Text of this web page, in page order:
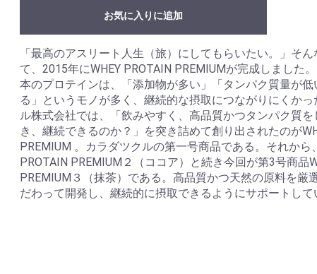
カートへ進む
お気に入りに追加
「最高のアスリート人生（旅）にしてもらいたい。」そ
て、2015年にWHEY PROTAIN PREMIUMが完成しました
本のプロテインは、「添加物が多い」「タンパク質量が
る」というモノが多く、継続的な摂取につながりにくかっ
ル株式会社では、「飲みやすく、高品質かつタンパク質
き、継続できるのか？」を突き詰めて創り出されたのが
PREMIUM 。カラダツクルの第一号商品である。それから
PROTAIN PREMIUM２（ココア）と続き今回が第3号商品
PREMIUM３（抹茶）である。高品質かつ天然の原料を厳
だわって開発し、継続的に摂取できるようにサポートして